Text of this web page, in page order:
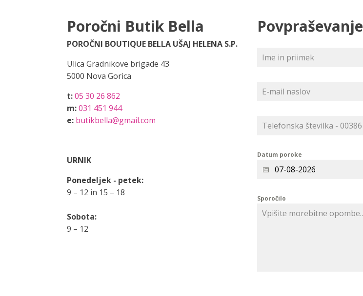
Poročni Butik Bella
POROČNI BOUTIQUE BELLA UŠAJ HELENA S.P.
Ulica Gradnikove brigade 43
5000 Nova Gorica
t:05 30 26 862
m:031 451 944
e: butikbella@gmail.com
URNIK
Ponedeljek - petek:
9 – 12 in 15 – 18
Sobota:
9 – 12
Povpraševanje
Datum poroke
Sporočilo